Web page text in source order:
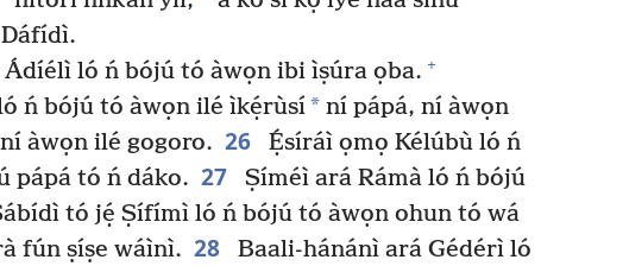
ló ń bójú tó àwọn ibi ìṣúra ọba. +
ń bójú tó àwọn ilé ìkẹ́rùsí* ní pápá, ní àwọn
àwọn ilé gogoro. 26
Ẹ́síráì ọmọ Kélúbù ló ń
pápá tó ń dáko. 27
Ṣíméì ará Rámà ló ń bójú
tó jẹ́ Ṣífímì ló ń bójú tó àwọn ohun tó wá
fún ṣíṣe wáìnì. 28
Baali-hánánì ará Gédérì ló